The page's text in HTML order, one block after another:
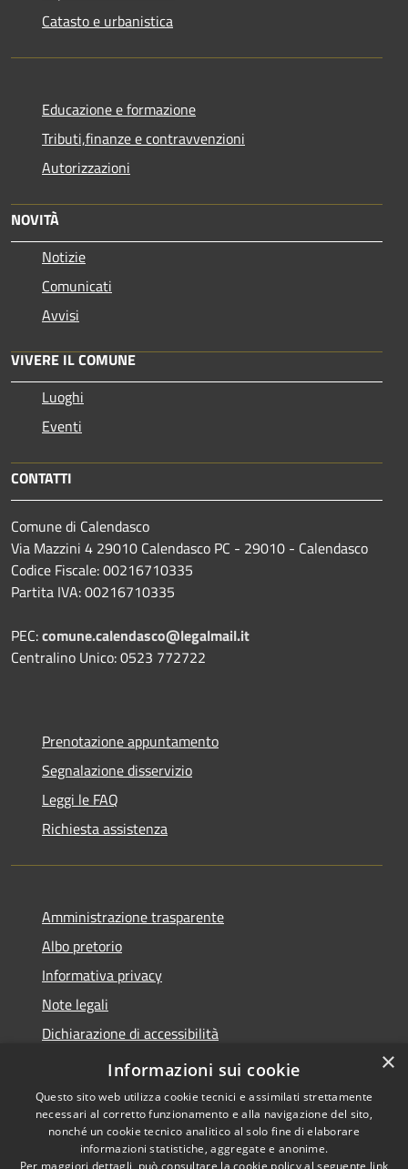
Catasto e urbanistica
Educazione e formazione
Tributi,finanze e contravvenzioni
Autorizzazioni
NOVITÀ
Notizie
Comunicati
Avvisi
VIVERE IL COMUNE
Luoghi
Eventi
CONTATTI
Comune di Calendasco
Via Mazzini 4 29010 Calendasco PC - 29010 - Calendasco
Codice Fiscale: 00216710335
Partita IVA: 00216710335
PEC:comune.calendasco@legalmail.it
Centralino Unico: 0523 772722
Prenotazione appuntamento
Segnalazione disservizio
Leggi le FAQ
Richiesta assistenza
Amministrazione trasparente
Albo pretorio
Informativa privacy
Note legali
Dichiarazione di accessibilità
Piano di miglioramento del sito
Copyright © 2026 • Comune di
×
Informazioni sui cookie
Questo sito web utilizza cookie tecnici e assimilati strettamente
necessari al corretto funzionamento e alla navigazione del sito,
nonché un cookie tecnico analitico al solo fine di elaborare
informazioni statistiche, aggregate e anonime.
Per maggiori dettagli, può consultare la cookie policy al seguente link